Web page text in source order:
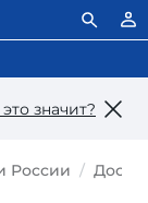
значит?
России